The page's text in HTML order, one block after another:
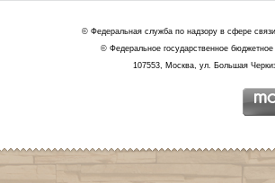
© Федеральная служба по надзору в сфере
© Федеральное государственное
107553, Москва, ул. Большая